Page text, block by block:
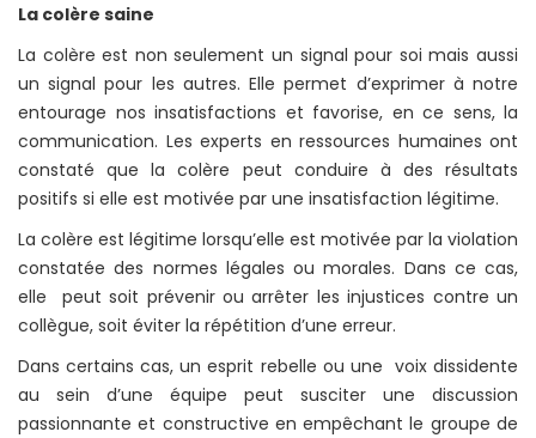
La colère saine
La colère est non seulement un signal pour soi mais aussi
un signal pour les autres. Elle permet d’exprimer à notre
entourage nos insatisfactions et favorise, en ce sens, la
communication. Les experts en ressources humaines ont
constaté que la colère peut conduire à des résultats
positifs si elle est motivée par une insatisfaction légitime.
La colère est légitime lorsqu’elle est motivée par la violation
constatée des normes légales ou morales. Dans ce cas,
elle peut soit prévenir ou arrêter les injustices contre un
collègue, soit éviter la répétition d’une erreur.
Dans certains cas, un esprit rebelle ou une voix dissidente
au sein d’une équipe peut susciter une discussion
passionnante et constructive en empêchant le groupe de